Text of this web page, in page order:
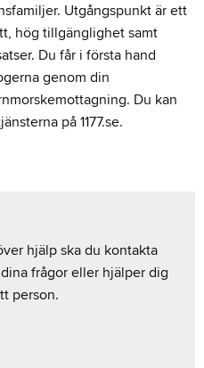
Utgångspunkt är ett
hög tillgänglighet samt
Du får i första hand
genom din
Du kan
på 1177.se.
hjälp ska du kontakta
frågor eller hjälper dig
person.